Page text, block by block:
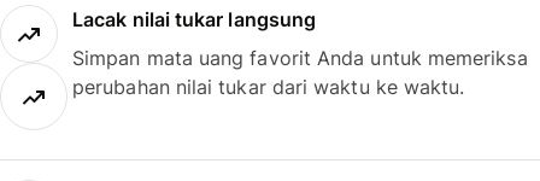
Lacak nilai tukar langsung
Simpan mata uang favorit Anda untuk memeriksa
perubahan nilai tukar dari waktu ke waktu.